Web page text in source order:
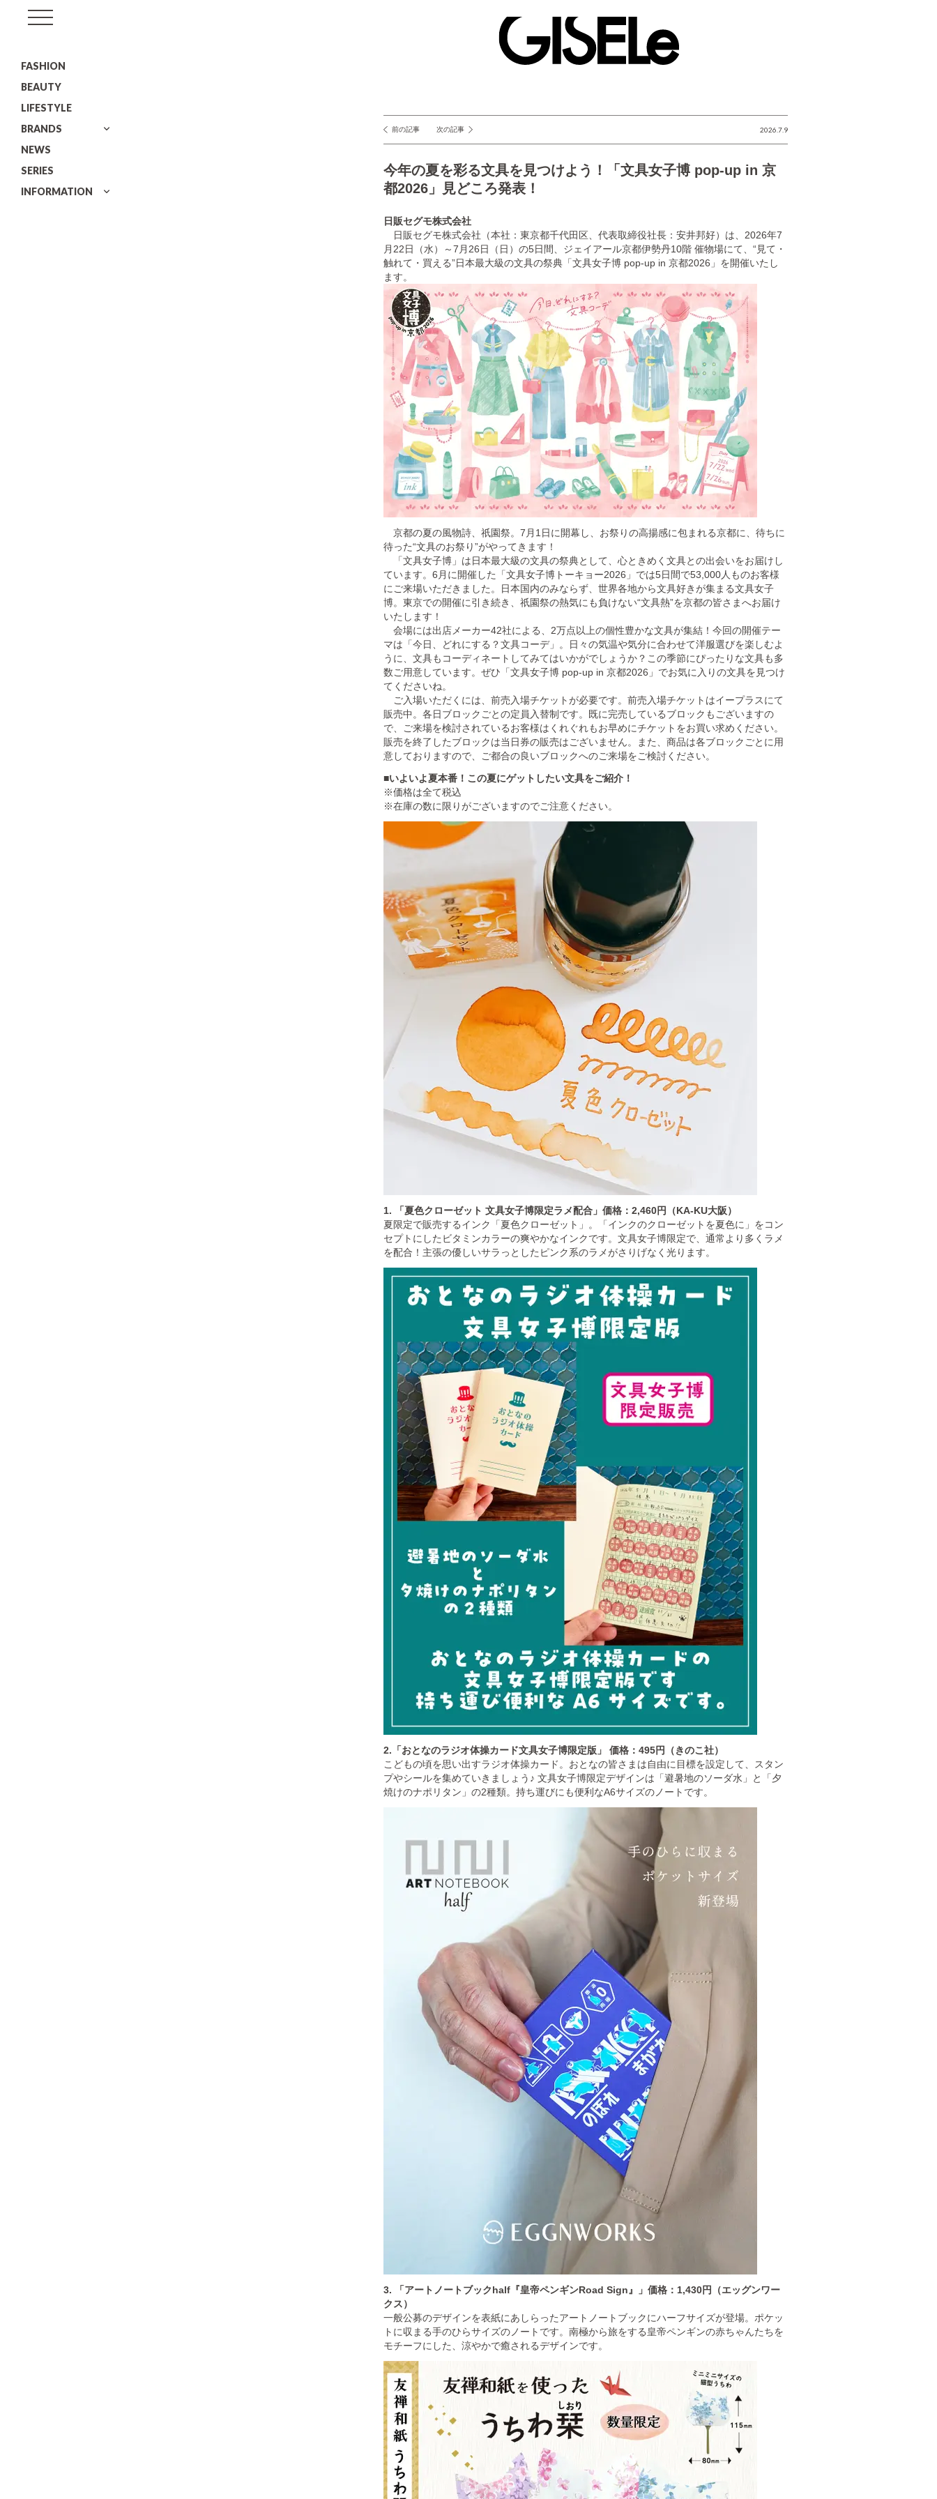
ル)
FASHION
BEAUTY
LIFESTYLE
BRANDS
NEWS
SERIES
INFORMATION
投
ナ
ビ
ゲ
ー
シ
ョ
ン
前の記事 次の記事 2026.7.9
今年の夏を彩る文具を見つけよう！「文具女子博 pop-up in 京
都2026」見どころ発表！
日販セグモ株式会社
日販セグモ株式会社（本社：東京都千代田区、代表取締役社長：安井邦好）は、2026年7
月22日（水）～7月26日（日）の5日間、ジェイアール京都伊勢丹10階 催物場にて、“見て・
触れて・買える”日本最大級の文具の祭典「文具女子博 pop-up in 京都2026」を開催いたし
ます。
京都の夏の風物詩、祇園祭。7月1日に開幕し、お祭りの高揚感に包まれる京都に、待ちに
待った“文具のお祭り”がやってきます！
「文具女子博」は日本最大級の文具の祭典として、心ときめく文具との出会いをお届けし
ています。6月に開催した「文具女子博トーキョー2026」では5日間で53,000人ものお客様
にご来場いただきました。日本国内のみならず、世界各地から文具好きが集まる文具女子
博。東京での開催に引き続き、祇園祭の熱気にも負けない“文具熱”を京都の皆さまへお届け
いたします！
会場には出店メーカー42社による、2万点以上の個性豊かな文具が集結！今回の開催テー
マは「今日、どれにする？文具コーデ」。日々の気温や気分に合わせて洋服選びを楽しむよ
うに、文具もコーディネートしてみてはいかがでしょうか？この季節にぴったりな文具も多
数ご用意しています。ぜひ「文具女子博 pop-up in 京都2026」でお気に入りの文具を見つけ
てくださいね。
ご入場いただくには、前売入場チケットが必要です。前売入場チケットはイープラスにて
販売中。各日ブロックごとの定員入替制です。既に完売しているブロックもございますの
で、ご来場を検討されているお客様はくれぐれもお早めにチケットをお買い求めください。
販売を終了したブロックは当日券の販売はございません。また、商品は各ブロックごとに用
意しておりますので、ご都合の良いブロックへのご来場をご検討ください。
■いよいよ夏本番！この夏にゲットしたい文具をご紹介！
※価格は全て税込
※在庫の数に限りがございますのでご注意ください。
1. 「夏色クローゼット 文具女子博限定ラメ配合」価格：2,460円（KA-KU大阪）
夏限定で販売するインク「夏色クローゼット」。「インクのクローゼットを夏色に」をコン
セプトにしたビタミンカラーの爽やかなインクです。文具女子博限定で、通常より多くラメ
を配合！主張の優しいサラっとしたピンク系のラメがさりげなく光ります。
2.「おとなのラジオ体操カード文具女子博限定版」 価格：495円（きのこ社）
こどもの頃を思い出すラジオ体操カード。おとなの皆さまは自由に目標を設定して、スタン
プやシールを集めていきましょう♪ 文具女子博限定デザインは「避暑地のソーダ水」と「夕
焼けのナポリタン」の2種類。持ち運びにも便利なA6サイズのノートです。
3. 「アートノートブックhalf『皇帝ペンギンRoad Sign』」価格：1,430円（エッグンワー
クス）
一般公募のデザインを表紙にあしらったアートノートブックにハーフサイズが登場。ポケッ
トに収まる手のひらサイズのノートです。南極から旅をする皇帝ペンギンの赤ちゃんたちを
モチーフにした、涼やかで癒されるデザインです。